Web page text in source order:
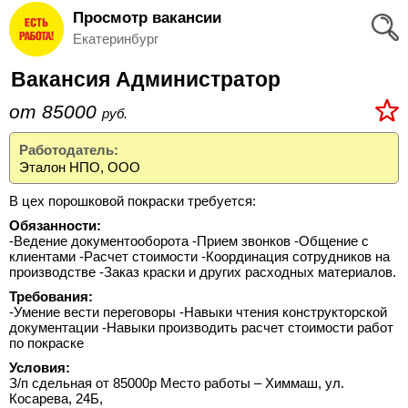
Вход
и
Регистрация
Избранное
Соискателям
Добавить
резюме
Работодателям
Добавить
вакансию
Просмотр вакансии
Екатеринбург
Вакансия Администратор
от 85000 руб.
Работодатель:
Эталон НПО, ООО
В цех порошковой покраски требуется:
Обязанности:
-Ведение документооборота -Прием звонков -Общение с
клиентами -Расчет стоимости -Координация сотрудников на
производстве -Заказ краски и других расходных материалов.
Требования:
-Умение вести переговоры -Навыки чтения конструкторской
документации -Навыки производить расчет стоимости работ
по покраске
Условия:
З/п сдельная от 85000р Место работы – Химмаш, ул.
Косарева, 24Б,